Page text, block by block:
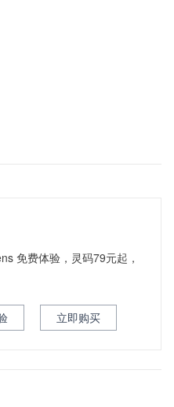
免费体验，灵码79元起，
立即购买